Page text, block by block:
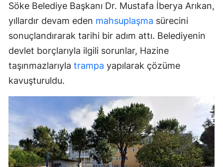
Söke Belediye Başkanı Dr. Mustafa İberya Arıkan,
yıllardır devam eden mahsuplaşma sürecini
sonuçlandırarak tarihi bir adım attı. Belediyenin
devlet borçlarıyla ilgili sorunlar, Hazine
taşınmazlarıyla trampa yapılarak çözüme
kavuşturuldu.